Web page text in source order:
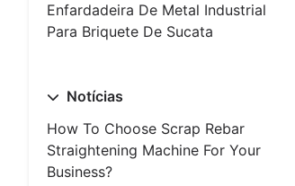
Enfardadeira De Metal Industrial
Para Briquete De Sucata
Notícias
How To Choose Scrap Rebar
Straightening Machine For Your
Business?